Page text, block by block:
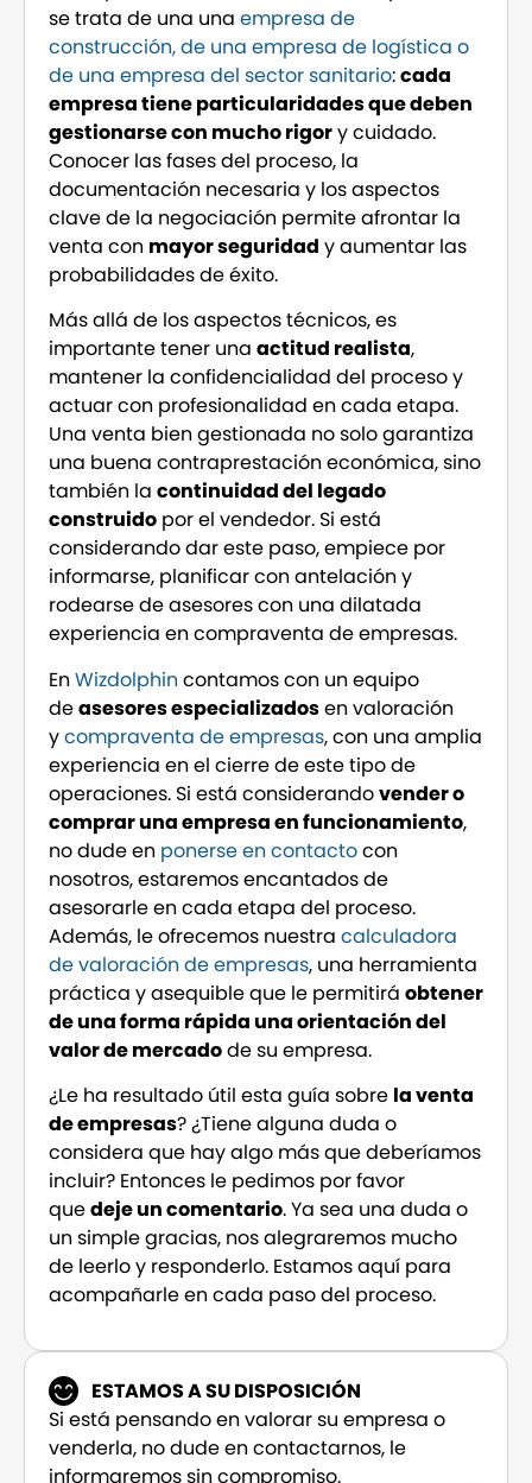
se trata de una una empresa de
construcción, de una empresa de logística o
de una empresa del sector sanitario:cada
empresa tiene particularidades que deben
gestionarse con mucho rigory cuidado.
Conocer las fases del proceso, la
documentación necesaria y los aspectos
clave de la negociación permite afrontar la
venta con mayor seguridad y aumentar las
probabilidades de éxito.
Más allá de los aspectos técnicos, es
importante tener una actitud realista,
mantener la confidencialidad del proceso y
actuar con profesionalidad en cada etapa.
Una venta bien gestionada no solo garantiza
una buena contraprestación económica, sino
también la continuidad del legado
construido por el vendedor. Si está
considerando dar este paso, empiece por
informarse, planificar con antelación y
rodearse de asesores con una dilatada
experiencia en compraventa de empresas.
EnWizdolphin contamos con un equipo
deasesores especializadosen valoración
ycompraventa de empresas, con una amplia
experiencia en el cierre de este tipo de
operaciones. Si está considerandovender o
comprar una empresa en funcionamiento,
no dude en ponerse en contactocon
nosotros, estaremos encantados de
asesorarle en cada etapa del proceso.
Además, le ofrecemos nuestra calculadora
de valoración de empresas, una herramienta
práctica y asequible que le permitirá obtener
de una forma rápida una orientación del
valor de mercadode su empresa.
¿Le ha resultado útil esta guía sobre la venta
de empresas? ¿Tiene alguna duda o
considera que hay algo más que deberíamos
incluir? Entonces le pedimos por favor
quedeje un comentario. Ya sea una duda o
un simple gracias, nos alegraremos mucho
de leerlo y responderlo. Estamos aquí para
acompañarle en cada paso del proceso.
ESTAMOS A SU DISPOSICIÓN
Si está pensando en valorar su empresa o
venderla, no dude en contactarnos, le
informaremos sin compromiso.